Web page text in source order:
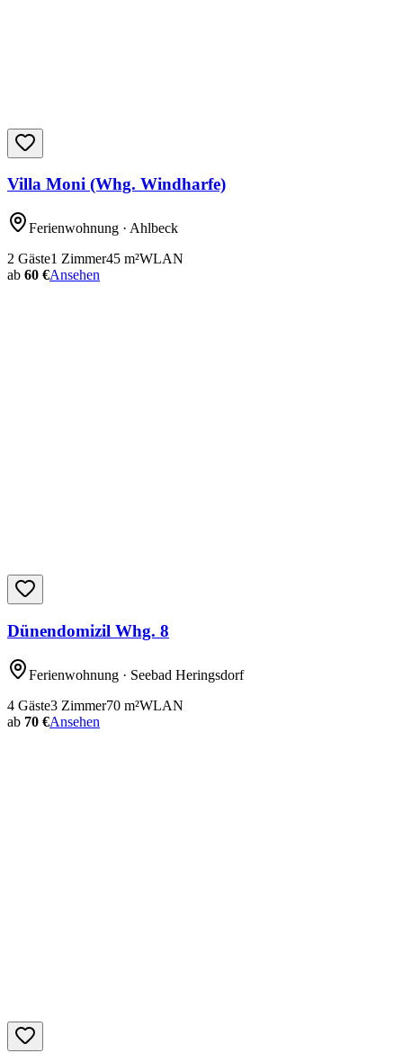
Villa Moni (Whg. Windharfe)
Ferienwohnung · Ahlbeck
2 Gäste1 Zimmer45 m²WLAN
ab 60 €Ansehen
Dünendomizil Whg. 8
Ferienwohnung · Seebad Heringsdorf
4 Gäste3 Zimmer70 m²WLAN
ab 70 €Ansehen